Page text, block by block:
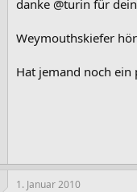
danke @turin für
Weymouthskiefer
Hat jemand noch ein
1. Januar 2010